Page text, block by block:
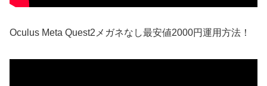
Oculus Meta Quest2メガネなし最安値2000円運用方法！